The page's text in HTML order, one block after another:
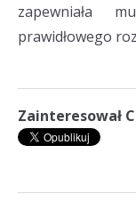
zapewniała
prawidłowego
Zainteresował